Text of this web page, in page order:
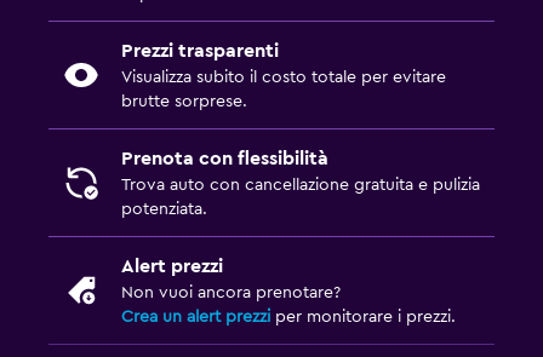
Prezzi trasparenti
Visualizza subito il costo totale per evitare
brutte sorprese.
Prenota con flessibilità
Trova auto con cancellazione gratuita e pulizia
potenziata.
Alert prezzi
Non vuoi ancora prenotare?
Crea un alert prezzi per monitorare i prezzi.